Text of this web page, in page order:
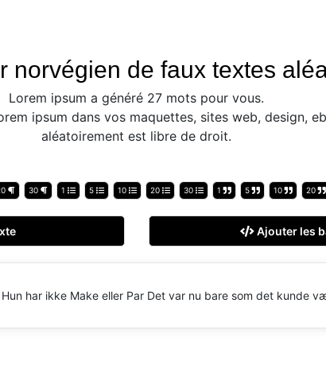
norvégien de faux textes
Lorem ipsum a généré 27 mots pour vous.
ipsum dans vos maquettes, sites web, design,
aléatoirement est libre de droit.
30 1 5 10 20 30 1 5 10 20
Ajouter les
har ikke Make eller Par Det var nu bare som det kunde